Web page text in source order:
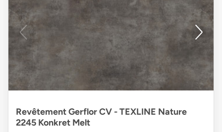
Revêtement Gerflor CV - TEXLINE Nature
2245 Konkret Melt